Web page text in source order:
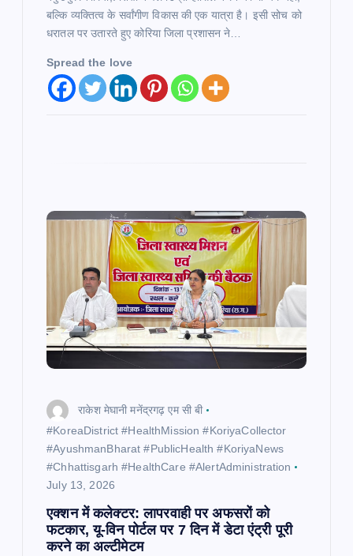
बल्कि व्यक्तित्व के सर्वांगीण विकास की एक यात्रा है। इसी सोच को
धरातल पर उतारते हुए कोरिया जिला प्रशासन ने…
Spread the love
राकेश मेघानी मनेंद्रगढ़ एम सी बी
​#KoreaDistrict #HealthMission #KoriyaCollector
#AyushmanBharat #PublicHealth #KoriyaNews
#Chhattisgarh #HealthCare #AlertAdministration
July 13, 2026
एक्शन में कलेक्टर: लापरवाही पर अफसरों को
फटकार, यू-विन पोर्टल पर 7 दिन में डेटा एंट्री पूरी
करने का अल्टीमेटम